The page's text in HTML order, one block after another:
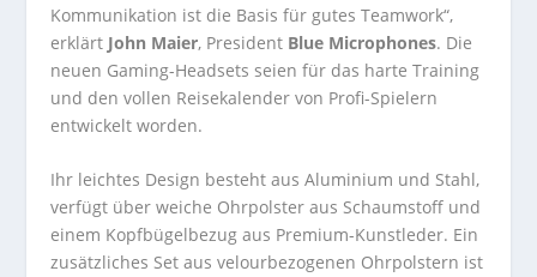
Kommunikation ist die Basis für gutes Teamwork“,
erklärt John Maier, President Blue Microphones. Die
neuen Gaming-Headsets seien für das harte Training
und den vollen Reisekalender von Profi-Spielern
entwickelt worden.
Ihr leichtes Design besteht aus Aluminium und Stahl,
verfügt über weiche Ohrpolster aus Schaumstoff und
einem Kopfbügelbezug aus Premium-Kunstleder. Ein
zusätzliches Set aus velourbezogenen Ohrpolstern ist